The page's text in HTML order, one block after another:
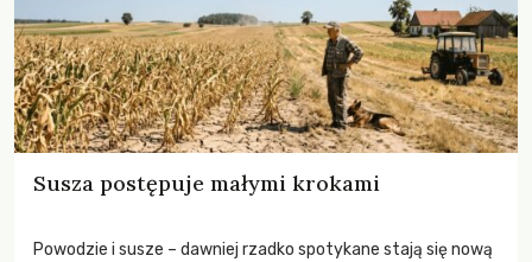
Susza postępuje małymi krokami
Powodzie i susze – dawniej rzadko spotykane stają się nową